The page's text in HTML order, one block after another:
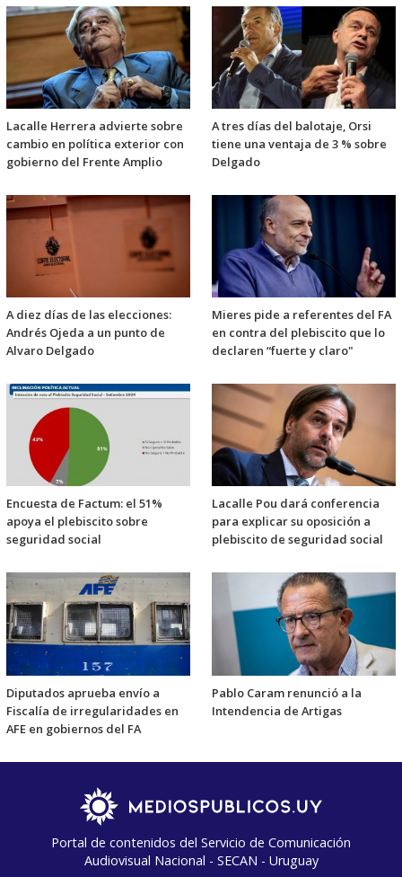
Lacalle Herrera advierte sobre
cambio en política exterior con
gobierno del Frente Amplio
A tres días del balotaje, Orsi
tiene una ventaja de 3 % sobre
Delgado
A diez días de las elecciones:
Andrés Ojeda a un punto de
Alvaro Delgado
Mieres pide a referentes del FA
en contra del plebiscito que lo
declaren “fuerte y claro"
Encuesta de Factum: el 51%
apoya el plebiscito sobre
seguridad social
Lacalle Pou dará conferencia
para explicar su oposición a
plebiscito de seguridad social
Diputados aprueba envío a
Fiscalía de irregularidades en
AFE en gobiernos del FA
Pablo Caram renunció a la
Intendencia de Artigas
Portal de contenidos del Servicio de Comunicación
Audiovisual Nacional - SECAN - Uruguay